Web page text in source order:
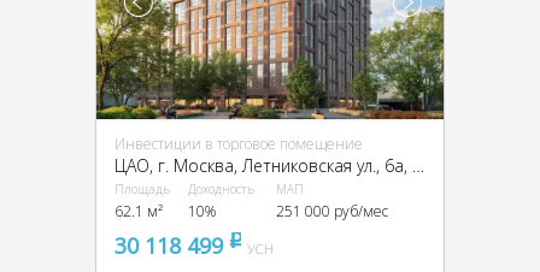
Инвестиции в торговое помещение
Площадь
62.1 м²
Доходность
10%
МАП
251 000 руб/мес
30 118 499 pуб
УСН